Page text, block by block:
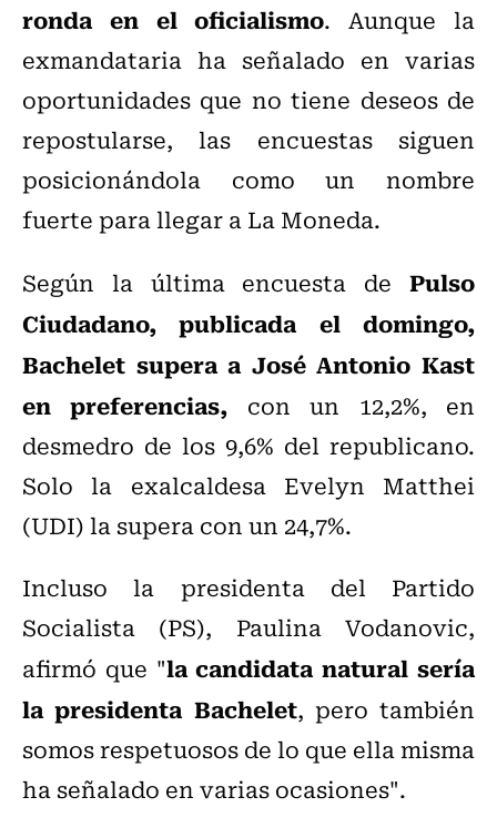
ronda en el oficialismo. Aunque la
exmandataria ha señalado en varias
oportunidades que no tiene deseos de
repostularse, las encuestas siguen
posicionándola como un nombre
fuerte para llegar a La Moneda.
Según la última encuesta de Pulso
Ciudadano, publicada el domingo,
Bachelet supera a José Antonio Kast
en preferencias, con un 12,2%, en
desmedro de los 9,6% del republicano.
Solo la exalcaldesa Evelyn Matthei
(UDI) la supera con un 24,7%.
Incluso la presidenta del Partido
Socialista (PS), Paulina Vodanovic,
afirmó que "la candidata natural sería
la presidenta Bachelet, pero también
somos respetuosos de lo que ella misma
ha señalado en varias ocasiones".